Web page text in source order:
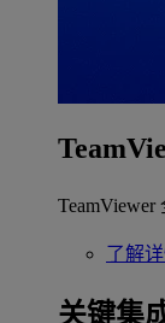
了解
关键集